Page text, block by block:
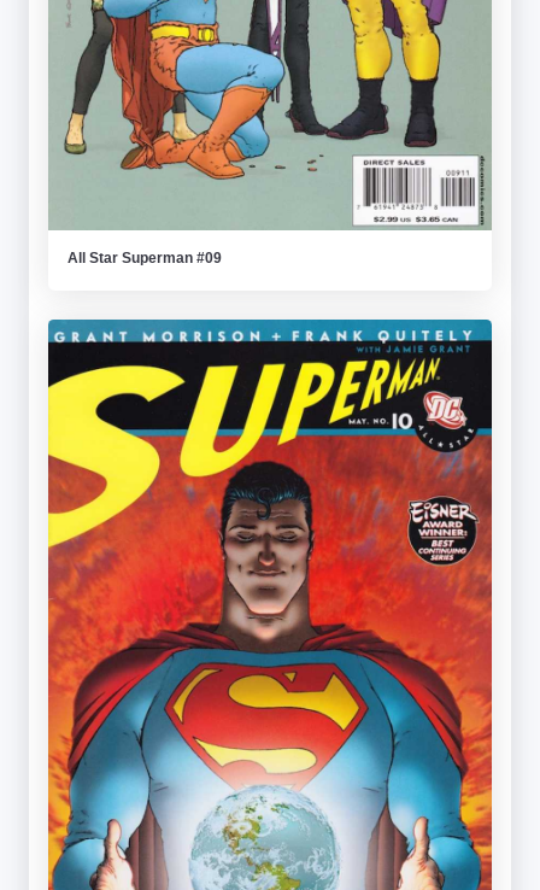
All Star Superman #09